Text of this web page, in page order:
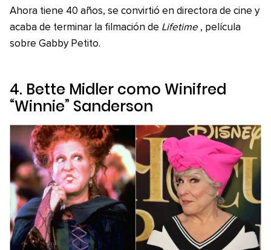
Ahora tiene 40 años, se convirtió en directora de cine y
acaba de terminar la filmación de Lifetime , película
sobre Gabby Petito.
4. Bette Midler como Winifred
“Winnie” Sanderson